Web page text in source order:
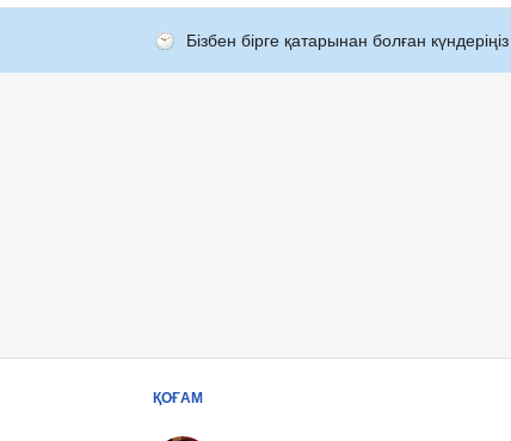
Бізбен бірге қатарынан болған күндеріңіз
ҚОҒАМ